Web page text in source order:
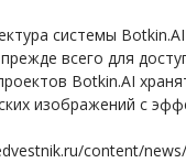
системы
всего для
Botkin.AI
изображений с
content/